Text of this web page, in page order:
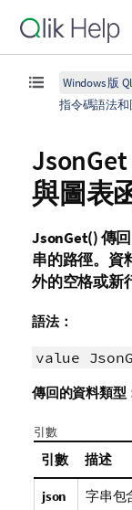
Windows 版
指令碼語法
與圖表
JsonGet()傳
串的路徑。資
外的空格或新
語法：
value
傳回的資料類型
引數
引數 描述
json 字串包